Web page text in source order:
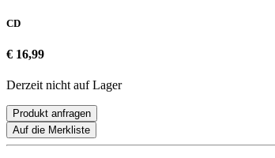
CD
€ 16,99
Derzeit nicht auf Lager
Produkt anfragen
Auf die Merkliste